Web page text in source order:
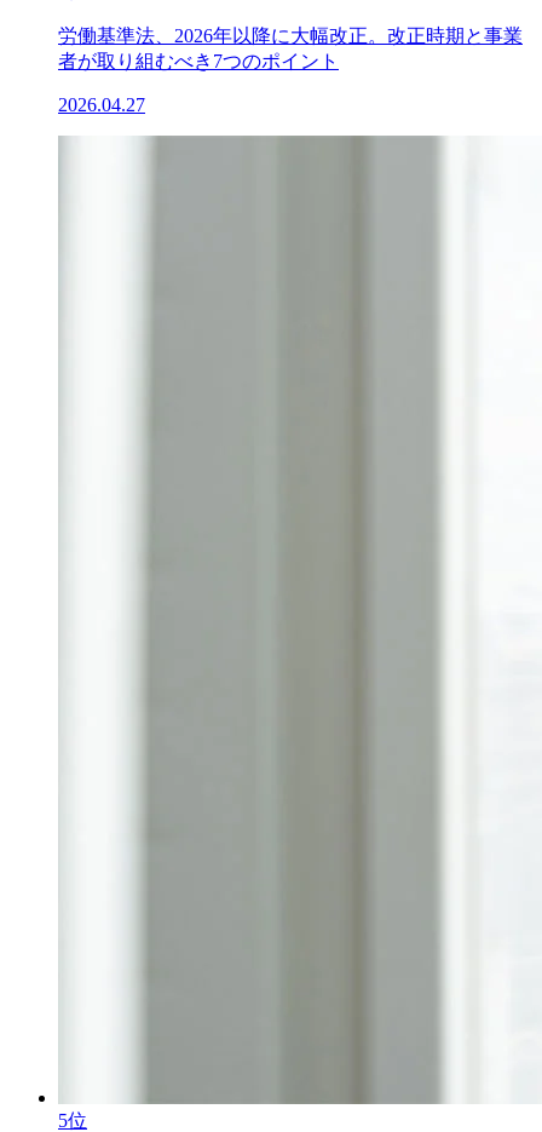
労働基準法、2026年以降に大幅改正。改正時期と事業
者が取り組むべき7つのポイント
2026.04.27
5位